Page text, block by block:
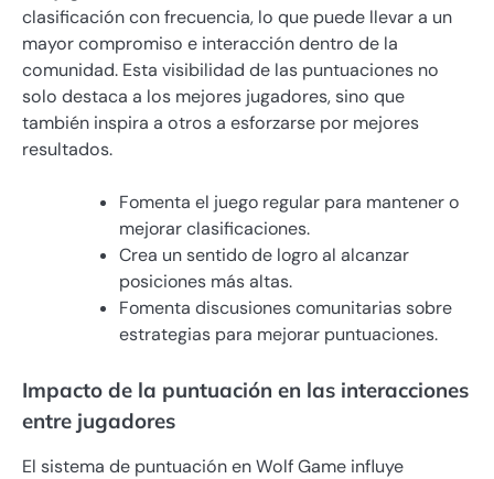
clasificación con frecuencia, lo que puede llevar a un
mayor compromiso e interacción dentro de la
comunidad. Esta visibilidad de las puntuaciones no
solo destaca a los mejores jugadores, sino que
también inspira a otros a esforzarse por mejores
resultados.
Fomenta el juego regular para mantener o
mejorar clasificaciones.
Crea un sentido de logro al alcanzar
posiciones más altas.
Fomenta discusiones comunitarias sobre
estrategias para mejorar puntuaciones.
Impacto de la puntuación en las interacciones
entre jugadores
El sistema de puntuación en Wolf Game influye